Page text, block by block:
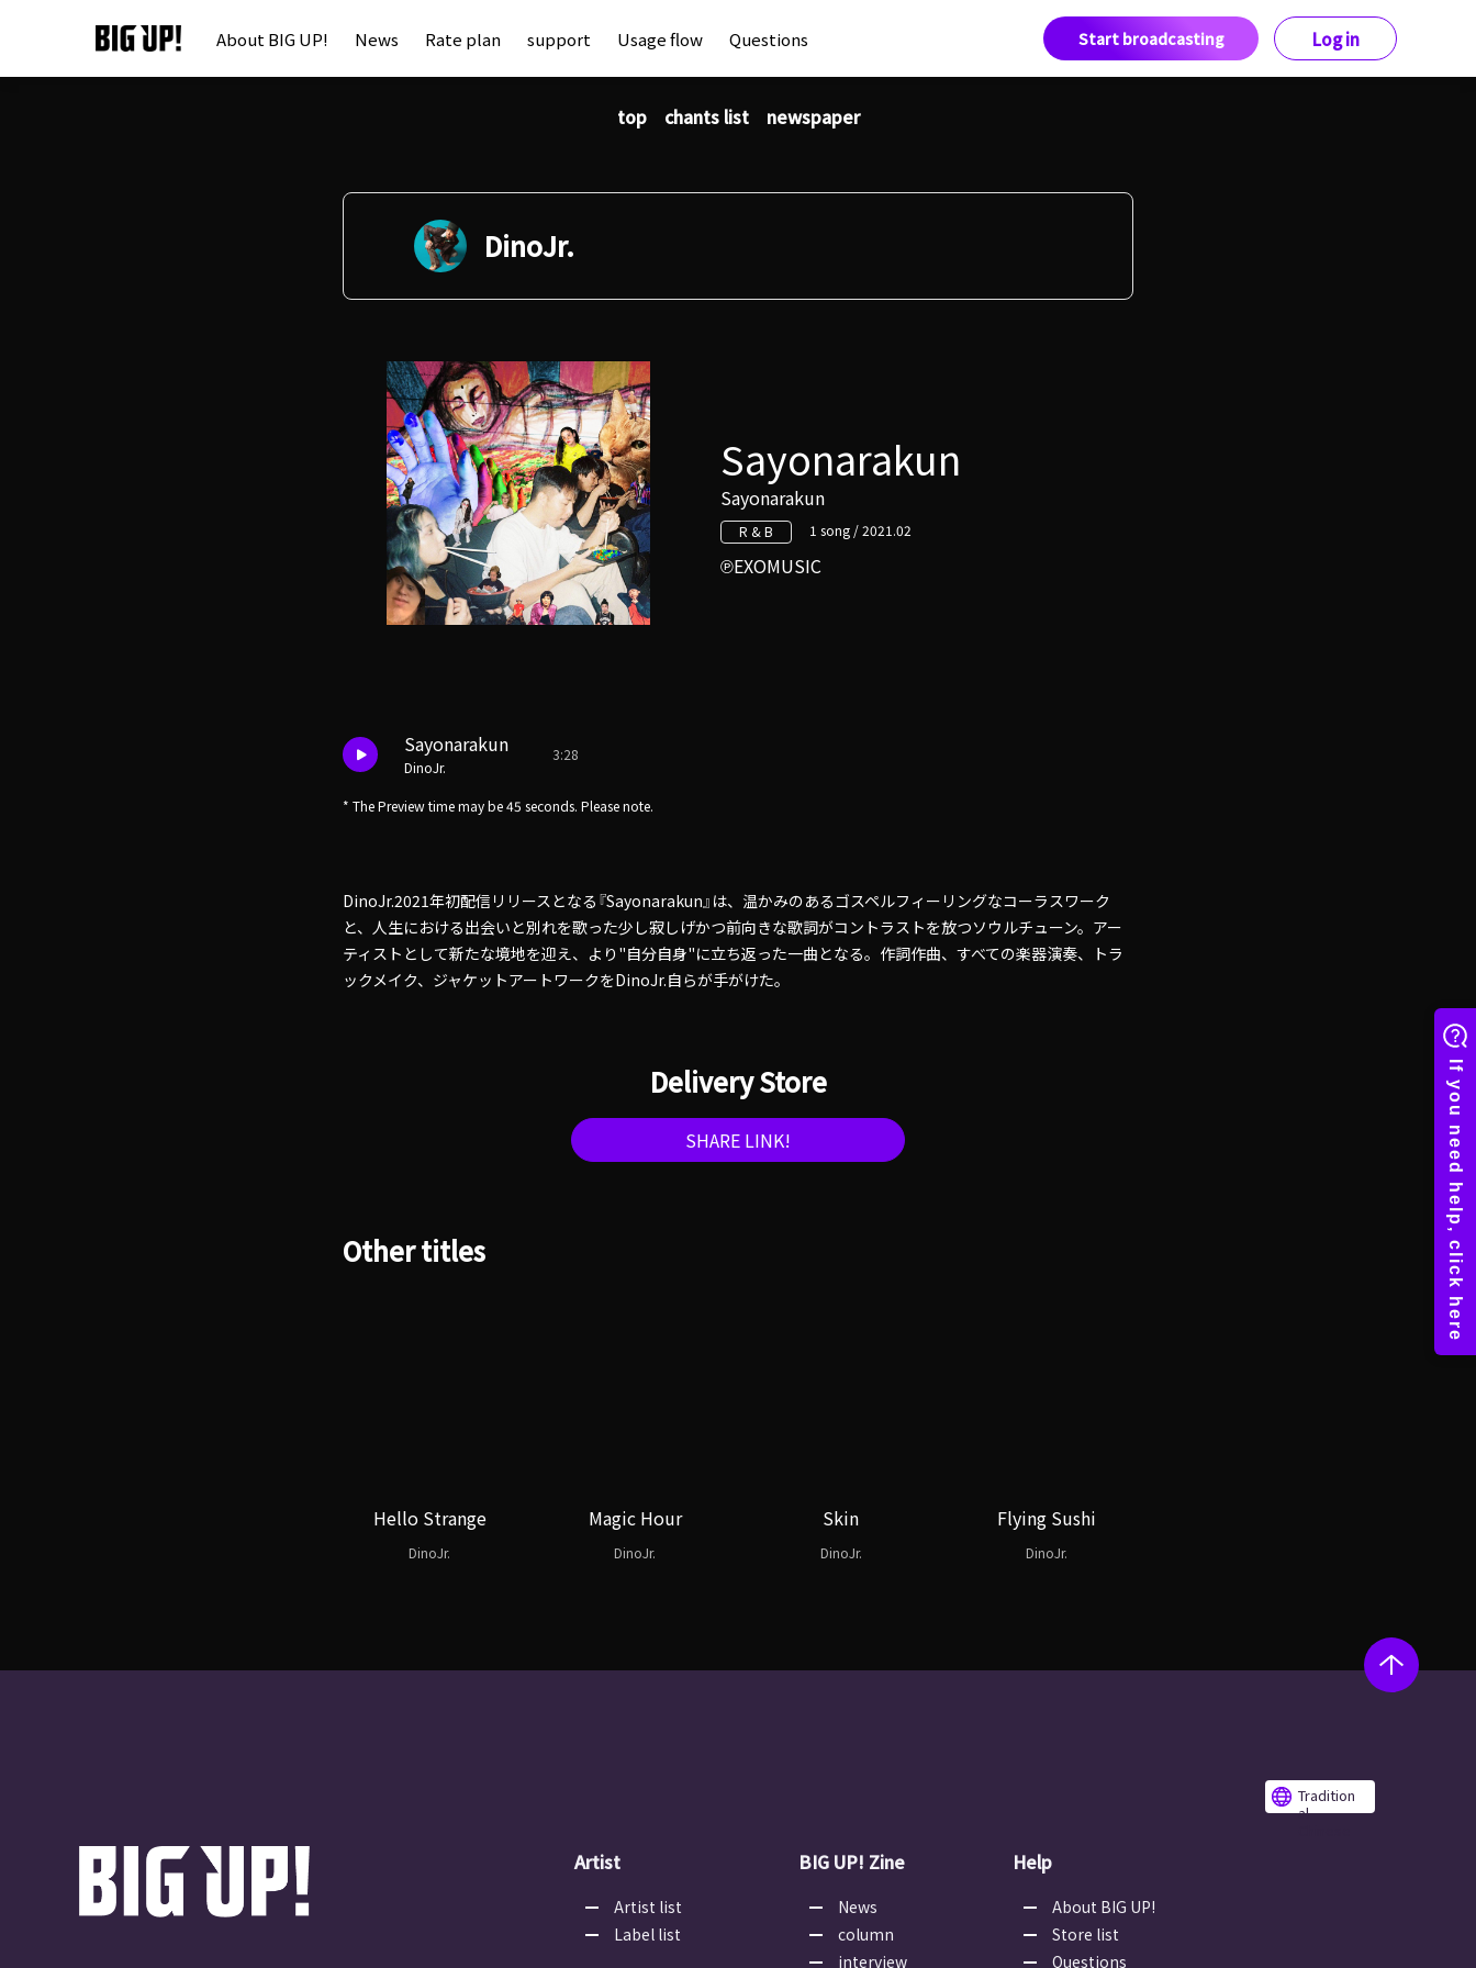
About BIG UP! News Rate plan support Usage flow Questions Start broadcasting Log in
top chants list newspaper
DinoJr.
Sayonarakun
Sayonarakun
R & B 1 song / 2021.02
EXOMUSIC
Sayonarakun
DinoJr.
3:28
* The Preview time may be 45 seconds. Please note.
DinoJr.2021年初配信リリースとなる『Sayonarakun』は、温かみのあるゴスペルフィーリングなコーラスワーク
と、人生における出会いと別れを歌った少し寂しげかつ前向きな歌詞がコントラストを放つソウルチューン。アー
ティストとして新たな境地を迎え、より"自分自身"に立ち返った一曲となる。作詞作曲、すべての楽器演奏、トラ
ックメイク、ジャケットアートワークをDinoJr.自らが手がけた。
Delivery Store
SHARE LINK!
Other titles
Hello Strange
DinoJr.
Magic Hour
DinoJr.
Skin
DinoJr.
Flying Sushi
DinoJr.
Tradition
al
Artist
Artist list
Label list
BIG UP! Zine
News
column
interview
Help
About BIG UP!
Store list
Questions